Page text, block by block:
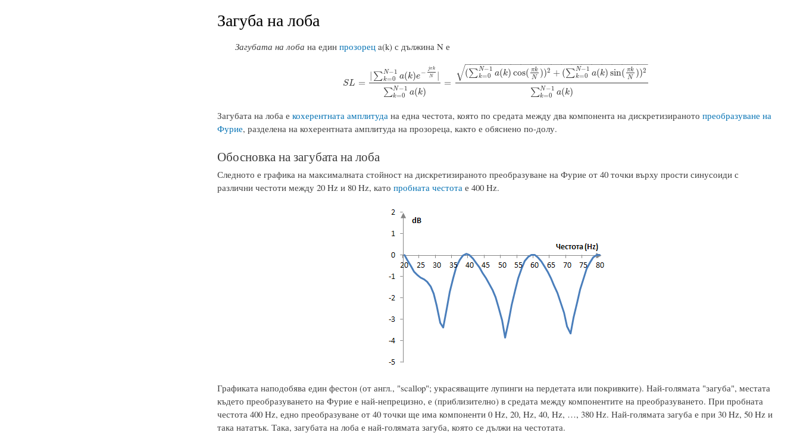
Загуба на лоба
Загубата на лоба на един прозорецa(k) с дължина N е
SL =
| ∑N−1
k=0 a(k)e− jπk
N
|
∑N−1
k=0 a(k)
=
(∑N−1
k=0 a(k) cos( πk
N
))2 + (∑N−1
k=0 a(k) sin( πk
N
))2
− −
−−−−−−−−−−−−−−−−−−−−−−−−−−−−−−−−−−
√
∑N−1
k=0 a(k)
SL= |∑ k=0N−1a(k)e−jπkN|∑ k= 0N−1a(k)=(∑k=0N−1a(k)cos(πkN))2+(∑k=0N−1a(k)sin
Загубата на лоба е кохерентната амплитуда на една честота, която по средата между два компонента на дискретизираното преобразуване на
Фурие, разделена на кохерентната амплитуда на прозореца, както е обяснено по-долу.
Обосновка на загубата на лоба
Следното е графика на максималната стойност на дискретизираното преобразуване на Фурие от 40 точки върху прости синусоиди с
различни честоти между 20 Hz и 80 Hz, като пробната честотае 400 Hz.
Графиката наподобява един фестон (от англ., "scallop"; украсяващите лупинги на пердетата или покривките). Най-голямата "загуба", местата
където преобразуването на Фурие е най-непрецизно, е (приблизително) в средата между компонентите на преобразуването. При пробната
честота 400 Hz, едно преобразуване от 40 точки ще има компоненти 0 Hz, 20, Hz, 40, Hz, …, 380 Hz. Най-голямата загуба е при 30 Hz, 50 Hz и
така нататък. Така, загубата на лоба е най-голямата загуба, която се дължи на честотата.